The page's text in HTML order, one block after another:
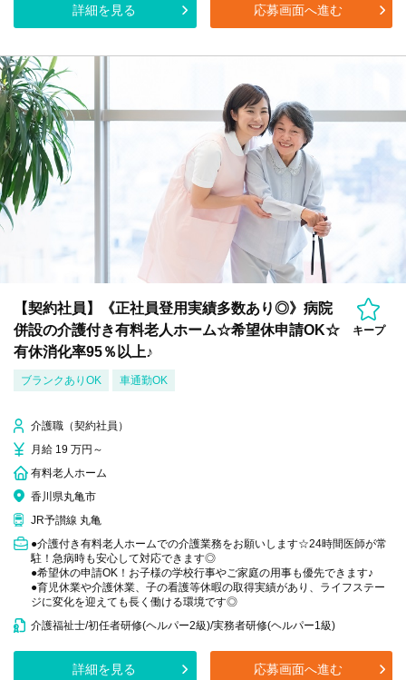
詳細を見る 応募画面へ進む
【契約社員】《正社員登用実績多数あり◎》病院
併設の介護付き有料老人ホーム☆希望休申請OK☆
有休消化率95％以上♪
キープ
ブランクありOK 車通勤OK
介護職（契約社員）
月給 19 万円～
有料老人ホーム
香川県丸亀市
JR予讃線 丸亀
●介護付き有料老人ホームでの介護業務をお願いします☆24時間医師が常
駐！急病時も安心して対応できます◎
●希望休の申請OK！お子様の学校行事やご家庭の用事も優先できます♪
●育児休業や介護休業、子の看護等休暇の取得実績があり、ライフステー
ジに変化を迎えても長く働ける環境です◎
介護福祉士/初任者研修(ヘルパー2級)/実務者研修(ヘルパー1級)
詳細を見る 応募画面へ進む